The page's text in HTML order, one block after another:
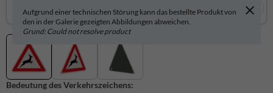
Aufgrund einer technischen Störung kann das bestellte Produkt von
den in der Galerie gezeigten Abbildungen abweichen.
Grund: Could not resolve product
In 3D anzeigen
Bedeutung des Verkehrszeichens: